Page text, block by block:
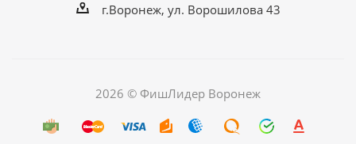
г.Воронеж, ул. Ворошилова 43
2026 © ФишЛидер Воронеж